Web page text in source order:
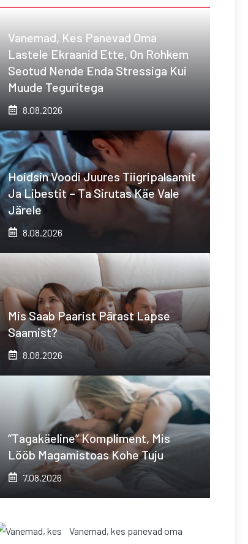
Vanemad, Kes Panevad Oma
Lastele Ekraanid Ette, On Rohkem
Seotud Nende Enda Stressiga Kui
Muude Teguritega
8.08.2026
Hoidsin Voodi Juures Tiigripalsamit
Ja Libestit – Ta Sirutas Käe Vale
Järele
8.08.2026
Mis Saab Paarist Pärast Lapse
Saamist?
8.08.2026
“Tagakäeline” Kompliment, Mis
Lööb Magamistoas Kohe Tuju
7.08.2026
Vanemad, kes panevad oma